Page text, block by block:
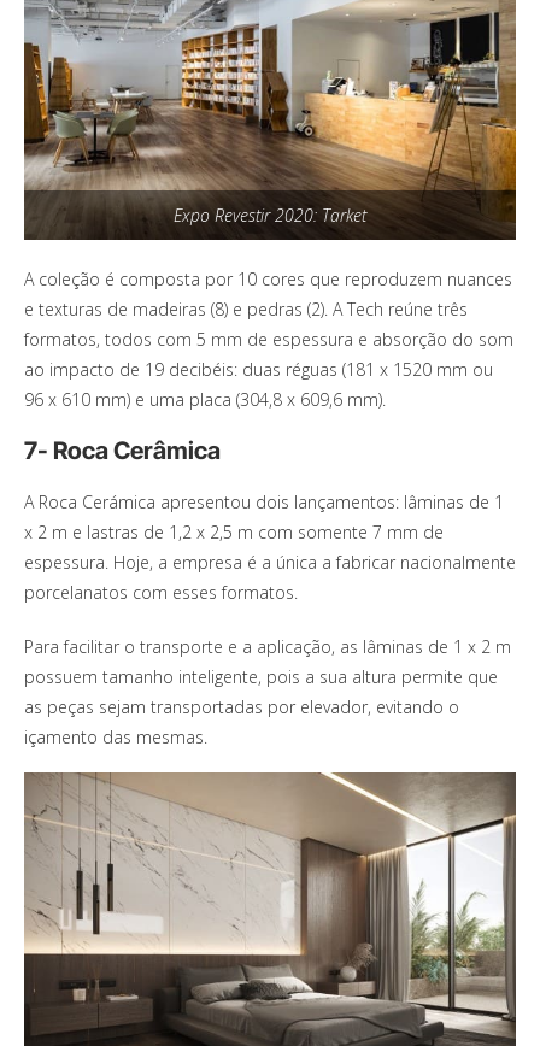
Expo Revestir 2020: Tarket
A coleção é composta por 10 cores que reproduzem nuances
e texturas de madeiras (8) e pedras (2). A Tech reúne três
formatos, todos com 5 mm de espessura e absorção do som
ao impacto de 19 decibéis: duas réguas (181 x 1520 mm ou
96 x 610 mm) e uma placa (304,8 x 609,6 mm).
7- Roca Cerâmica
A Roca Cerámica apresentou dois lançamentos: lâminas de 1
x 2 m e lastras de 1,2 x 2,5 m com somente 7 mm de
espessura. Hoje, a empresa é a única a fabricar nacionalmente
porcelanatos com esses formatos.
Para facilitar o transporte e a aplicação, as lâminas de 1 x 2 m
possuem tamanho inteligente, pois a sua altura permite que
as peças sejam transportadas por elevador, evitando o
içamento das mesmas.